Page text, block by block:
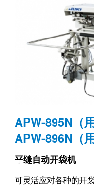
APW-895N（
APW-896N（
平缝自动开袋机
可灵活应对各种的开袋